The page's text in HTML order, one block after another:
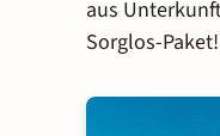
aus
Sorglos-Paket!